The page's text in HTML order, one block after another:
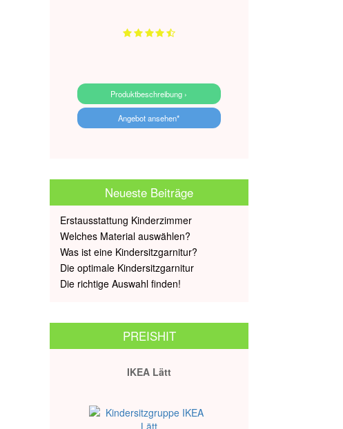
Produktbeschreibung ›
Angebot ansehen*
Neueste Beiträge
Erstausstattung Kinderzimmer
Welches Material auswählen?
Was ist eine Kindersitzgarnitur?
Die optimale Kindersitzgarnitur
Die richtige Auswahl finden!
PREISHIT
IKEA Lätt